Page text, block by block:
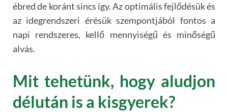
ébred de koránt sincs így. Az optimális fejlődésük és
az idegrendszeri érésük szempontjából fontos a
napi rendszeres, kellő mennyiségű és minőségű
alvás.
Mit tehetünk, hogy aludjon
délután is a kisgyerek?